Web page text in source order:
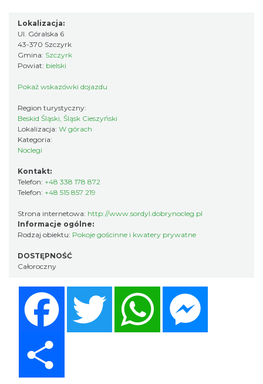
Lokalizacja:
Ul. Góralska 6
43-370 Szczyrk
Gmina: Szczyrk
Powiat: bielski
Pokaż wskazówki dojazdu
Region turystyczny:
Beskid Śląski, Śląsk Cieszyński
Lokalizacja: W górach
Kategoria:
Noclegi
Kontakt:
Telefon: +48 338 178 872
Telefon: +48 515 857 219
Strona internetowa: http://www.sordyl.dobrynocleg.pl
Informacje ogólne:
Rodzaj obiektu: Pokoje gościnne i kwatery prywatne
DOSTĘPNOŚĆ
Całoroczny
Twitter WhatsApp